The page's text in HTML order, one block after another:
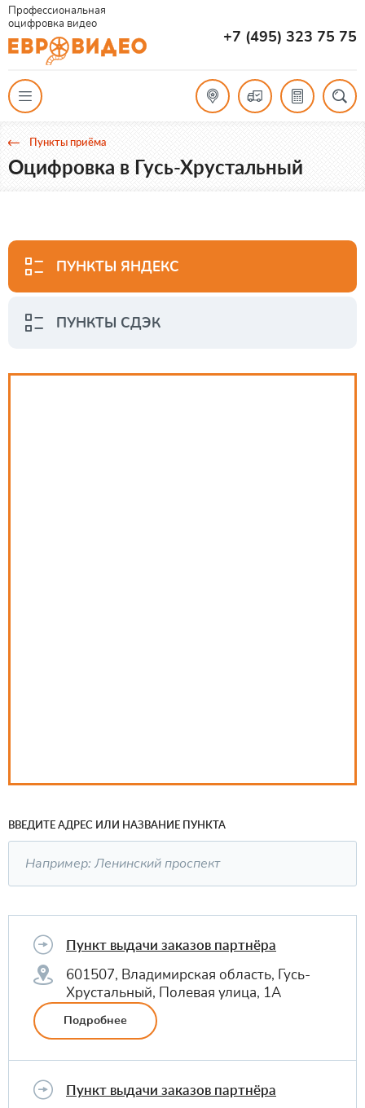
Профессиональная
оцифровка видео
+7 (495) 323 75 75
Пункты приёма
Оцифровка в Гусь-Хрустальный
ПУНКТЫ ЯНДЕКС
ПУНКТЫ СДЭК
ВВЕДИТЕ АДРЕС ИЛИ НАЗВАНИЕ ПУНКТА
Пункт выдачи заказов партнёра
601507, Владимирская область, Гусь-
Хрустальный, Полевая улица, 1А
Подробнее
Пункт выдачи заказов партнёра